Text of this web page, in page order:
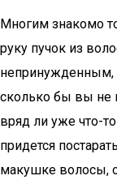
Многим знакомо
руку пучок из
непринужденным,
сколько бы вы не
вряд ли уже что-
придется
макушке волосы,